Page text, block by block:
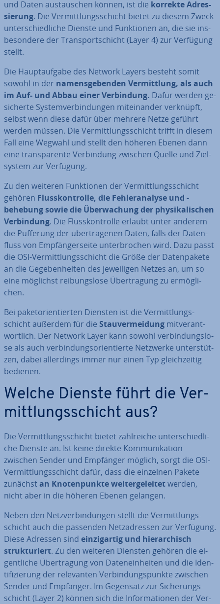
und Daten aus­tau­schen können, ist die korrekte Adres­
sie­rung. Die Ver­mitt­lungs­schicht bietet zu diesem Zweck
un­ter­schied­li­che Dienste und Funk­tio­nen an, die sie ins­
be­son­de­re der Trans­port­schicht (Layer 4) zur Verfügung
stellt.
Die Haupt­auf­ga­be des Network Layers besteht somit
sowohl in der na­mens­ge­ben­den Ver­mitt­lung, als auch
im Auf- und Abbau einer Ver­bin­dung. Dafür werden ge­
si­cher­te Sys­tem­ver­bin­dun­gen mit­ein­an­der verknüpft,
selbst wenn diese dafür über mehrere Netze geführt
werden müssen. Die Ver­mitt­lungs­schicht trifft in diesem
Fall eine Wegwahl und stellt den höheren Ebenen dann
eine trans­pa­ren­te Ver­bin­dung zwischen Quelle und Ziel­
sys­tem zur Verfügung.
Zu den weiteren Funk­tio­nen der Ver­mitt­lungs­schicht
gehören Fluss­kon­trol­le, die Feh­ler­ana­ly­se und -
behebung sowie die Über­wa­chung der phy­si­ka­li­schen
Ver­bin­dung. Die Fluss­kon­trol­le erlaubt unter anderem
die Pufferung der über­tra­ge­nen Daten, falls der Da­ten­
fluss von Emp­fän­ger­sei­te un­ter­bro­chen wird. Dazu passt
die OSI-Ver­mitt­lungs­schicht die Größe der Da­ten­pa­ke­te
an die Ge­ge­ben­hei­ten des je­wei­li­gen Netzes an, um so
eine möglichst rei­bungs­lo­se Über­tra­gung zu er­mög­li­
chen.
Bei pa­ke­t­ori­en­tier­ten Diensten ist die Ver­mitt­lungs­
schicht außerdem für die Stau­ver­mei­dung mit­ver­ant­
wort­lich. Der Network Layer kann sowohl ver­bin­dungs­lo­
se als auch ver­bin­dungs­ori­en­tier­te Netzwerke un­ter­stüt­
zen, dabei al­ler­dings immer nur einen Typ gleich­zei­tig
bedienen.
Welche Dienste führt die Ver­
mitt­lungs­schicht aus?
Die Ver­mitt­lungs­schicht bietet zahl­rei­che un­ter­schied­li­
che Dienste an. Ist keine direkte Kom­mu­ni­ka­ti­on
zwischen Sender und Empfänger möglich, sorgt die OSI-
Ver­mitt­lungs­schicht dafür, dass die einzelnen Pakete
zunächstan Kno­ten­punk­te wei­ter­ge­lei­tetwerden,
nicht aber in die höheren Ebenen gelangen.
Neben den Netz­ver­bin­dun­gen stellt die Ver­mitt­lungs­
schicht auch die passenden Netz­adres­sen zur Verfügung.
Diese Adressen sind ein­zig­ar­tig und hier­ar­chisch
struk­tu­riert. Zu den weiteren Diensten gehören die ei­
gent­li­che Über­tra­gung von Da­ten­ein­hei­ten und die Iden­
ti­fi­zie­rung der re­le­van­ten Ver­bin­dungs­punk­te zwischen
Sender und Empfänger. Im Gegensatz zur Si­che­rungs­
schicht (Layer 2) können sich die In­for­ma­tio­nen der Ver­